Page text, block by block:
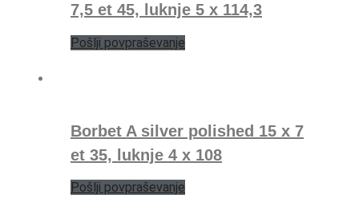
7,5 et 45, luknje 5 x 114,3
Pošlji povpraševanje
Borbet A silver polished 15 x 7
et 35, luknje 4 x 108
Pošlji povpraševanje